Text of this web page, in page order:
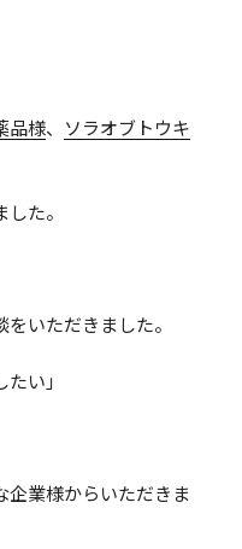
品様、 ソラオブトウキ
た。
いただきました。
い」
企業様からいただきま